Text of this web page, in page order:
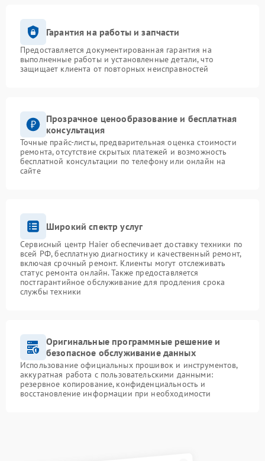
Гарантия на работы и запчасти
Предоставляется документированная гарантия на
выполненные работы и установленные детали, что
защищает клиента от повторных неисправностей
Прозрачное ценообразование и бесплатная
консультация
Точные прайс-листы, предварительная оценка стоимости
ремонта, отсутствие скрытых платежей и возможность
бесплатной консультации по телефону или онлайн на
сайте
Широкий спектр услуг
Сервисный центр Haier обеспечивает доставку техники по
всей РФ, бесплатную диагностику и качественный ремонт,
включая срочный ремонт. Клиенты могут отслеживать
статус ремонта онлайн. Также предоставляется
постгарантийное обслуживание для продления срока
службы техники
Оригинальные программные решение и
безопасное обслуживание данных
Использование официальных прошивок и инструментов,
аккуратная работа с пользовательскими данными:
резервное копирование, конфиденциальность и
восстановление информации при необходимости